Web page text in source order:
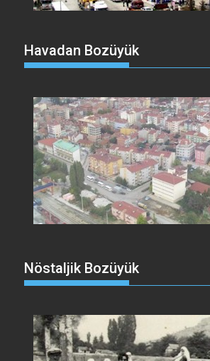
Havadan Bozüyük
Nöstaljik Bozüyük